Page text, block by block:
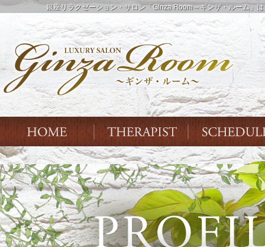
銀座リラクゼーション・サロン「Ginza Room～ギンザ・ルーム」